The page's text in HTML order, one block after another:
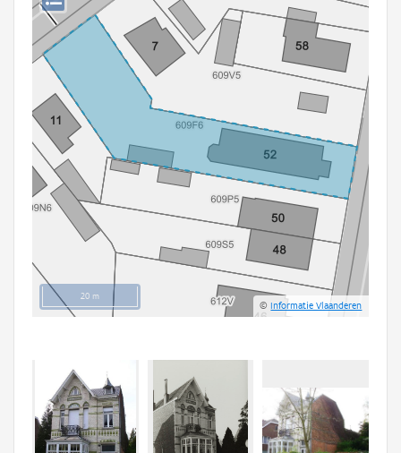
Hergebruik
Aanmelden
20 m
©Informatie Vlaanderen